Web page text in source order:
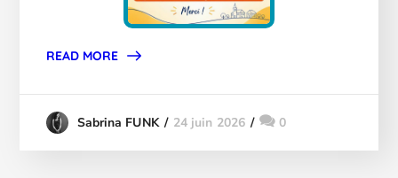
READ MORE
Sabrina FUNK 24 juin 2026 0